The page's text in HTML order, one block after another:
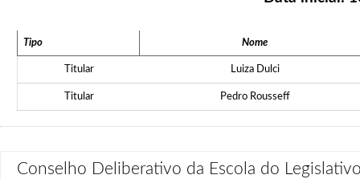
Tipo Nome
Titular Luiza Dulci
Titular Pedro Rousseff
Conselho Deliberativo da Escola do